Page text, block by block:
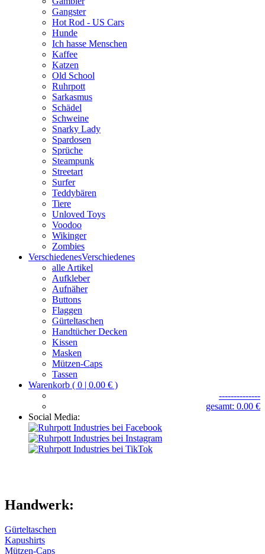
Gangster
Hot Rod - US Cars
Hunde
Ich hasse Menschen
Kaffee
Katzen
Old School
Ruhrpott
Sarkasmus
Schädel
Schweine
Snarky Lady
Spardosen
Sprüche
Steampunk
Streetart
Surfer
Teddybären
Tiere
Unloved Toys
Voodoo
Wikinger
Zombies
VerschiedenesVerschiedenes
alle Artikel
Aufkleber
Aufnäher
Buttons
Flaggen
Gürteltaschen
Handtücher Decken
Kissen
Masken
Mützen-Caps
Tassen
Warenkorb ( 0 | 0.00 € )
--------------
gesamt: 0.00 €
Social Media:
Handwerk:
Gürteltaschen
Kapushirts
Mützen-Caps